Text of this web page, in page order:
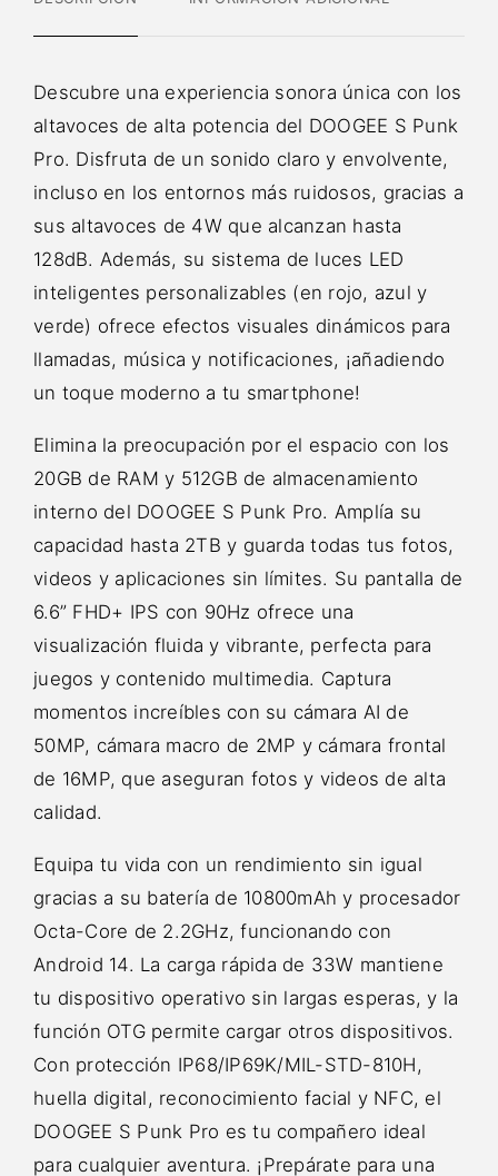
Descubre una experiencia sonora única con los
altavoces de alta potencia del DOOGEE S Punk
Pro. Disfruta de un sonido claro y envolvente,
incluso en los entornos más ruidosos, gracias a
sus altavoces de 4W que alcanzan hasta
128dB. Además, su sistema de luces LED
inteligentes personalizables (en rojo, azul y
verde) ofrece efectos visuales dinámicos para
llamadas, música y notificaciones, ¡añadiendo
un toque moderno a tu smartphone!
Elimina la preocupación por el espacio con los
20GB de RAM y 512GB de almacenamiento
interno del DOOGEE S Punk Pro. Amplía su
capacidad hasta 2TB y guarda todas tus fotos,
videos y aplicaciones sin límites. Su pantalla de
6.6” FHD+ IPS con 90Hz ofrece una
visualización fluida y vibrante, perfecta para
juegos y contenido multimedia. Captura
momentos increíbles con su cámara AI de
50MP, cámara macro de 2MP y cámara frontal
de 16MP, que aseguran fotos y videos de alta
calidad.
Equipa tu vida con un rendimiento sin igual
gracias a su batería de 10800mAh y procesador
Octa-Core de 2.2GHz, funcionando con
Android 14. La carga rápida de 33W mantiene
tu dispositivo operativo sin largas esperas, y la
función OTG permite cargar otros dispositivos.
Con protección IP68/IP69K/MIL-STD-810H,
huella digital, reconocimiento facial y NFC, el
DOOGEE S Punk Pro es tu compañero ideal
para cualquier aventura. ¡Prepárate para una